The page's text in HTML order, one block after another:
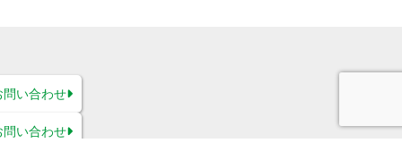
問い合わせ
問い合わせ